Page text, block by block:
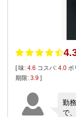
[ 味: 4.6 コスパ: 4.0 ボ
期限: 3.9 ]
勤
で